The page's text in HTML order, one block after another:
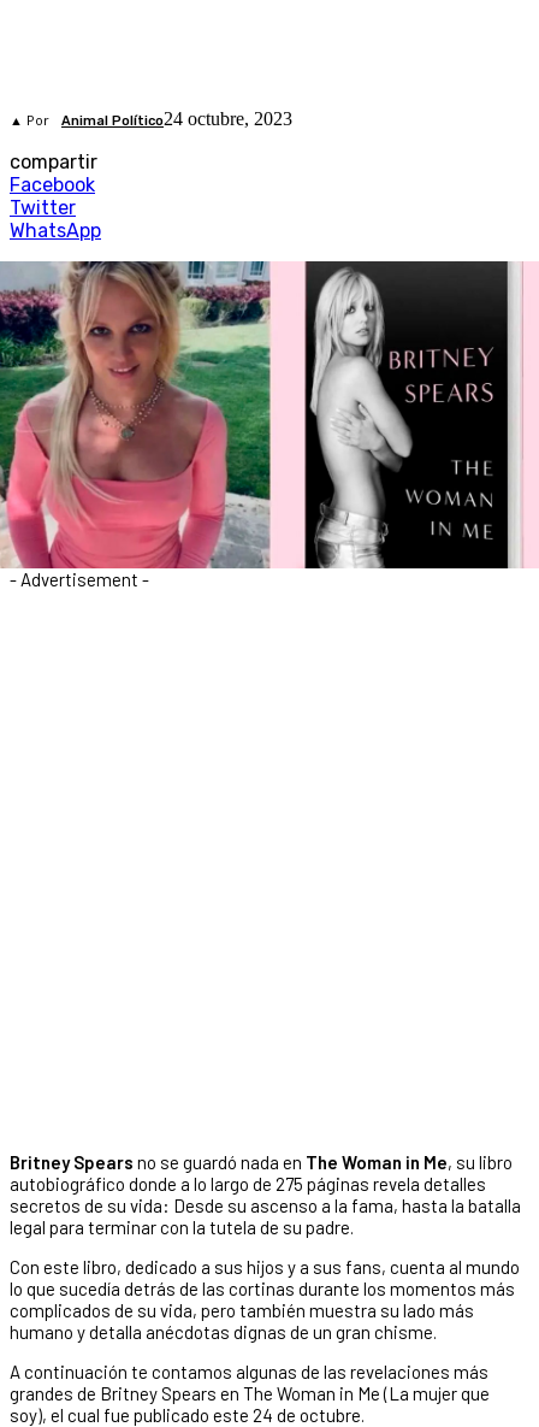
▲ Por Animal Político24 octubre, 2023
compartir
Facebook
Twitter
WhatsApp
- Advertisement -
Britney Spears no se guardó nada en The Woman in Me, su libro
autobiográfico donde a lo largo de 275 páginas revela detalles
secretos de su vida: Desde su ascenso a la fama, hasta la batalla
legal para terminar con la tutela de su padre.
Con este libro, dedicado a sus hijos y a sus fans, cuenta al mundo
lo que sucedía detrás de las cortinas durante los momentos más
complicados de su vida, pero también muestra su lado más
humano y detalla anécdotas dignas de un gran chisme.
A continuación te contamos algunas de las revelaciones más
grandes de Britney Spears en The Woman in Me (La mujer que
soy), el cual fue publicado este 24 de octubre.